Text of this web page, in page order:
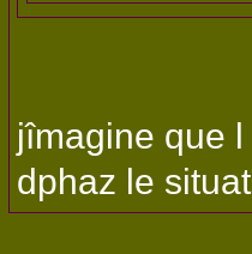
jîmagine que
dphaz le